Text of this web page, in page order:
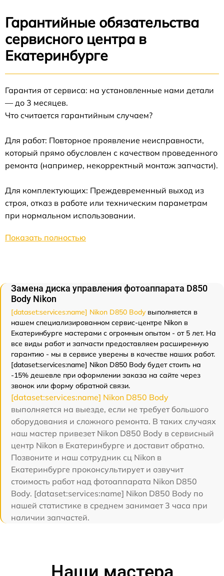
Гарантийные обязательства
сервисного центра в
Екатеринбурге
Гарантия от сервиса: на установленные нами детали
— до 3 месяцев.
Что считается гарантийным случаем?
Для работ: Повторное проявление неисправности,
который прямо обусловлен с качеством проведенного
ремонта (например, некорректный монтаж запчасти).
Для комплектующих: Преждевременный выход из
строя, отказ в работе или техническим параметрам
при нормальном использовании.
Показать полностью
Замена диска управления фотоаппарата D850
Body Nikon
[dataset:services:name] Nikon D850 Bodyвыполняется в
нашем специализированном сервис-центре Nikon в
Екатеринбурге мастерами с огромным опытом - от 5 лет. На
все виды работ и запчасти предоставляем расширенную
гарантию - мы в сервисе уверены в качестве наших работ.
[dataset:services:name] Nikon D850 Body будет стоить на
-15% дешевле при оформлении заказа на сайте через
звонок или форму обратной связи.
[dataset:services:name] Nikon D850 Body
выполняется на выезде, если не требует большого
оборудования и сложного ремонта. В таких случаях
наш мастер привезет Nikon D850 Body в сервисный
центр Nikon в Екатеринбурге и доставит обратно.
Позвоните и наш сотрудник сц Nikon в
Екатеринбурге проконсультирует и озвучит
стоимость работ над фотоаппарата Nikon D850
Body. [dataset:services:name] Nikon D850 Body по
нашей статистике в среднем занимает 3 часа при
наличии запчастей.